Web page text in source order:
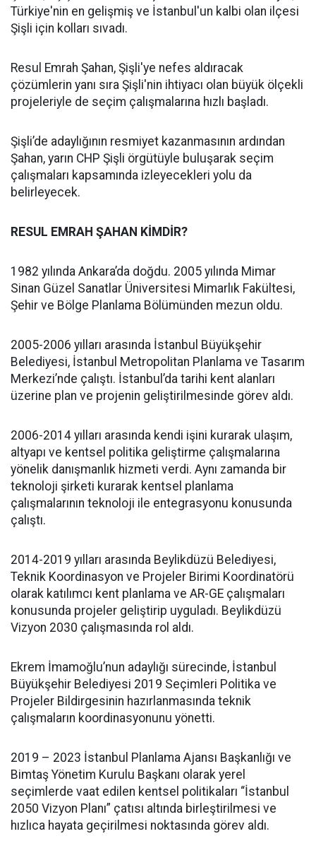
Türkiye'nin en gelişmiş ve İstanbul'un kalbi olan ilçesi
Şişli için kolları sıvadı.
Resul Emrah Şahan, Şişli'ye nefes aldıracak
çözümlerin yanı sıra Şişli'nin ihtiyacı olan büyük ölçekli
projeleriyle de seçim çalışmalarına hızlı başladı.
Şişli’de adaylığının resmiyet kazanmasının ardından
Şahan, yarın CHP Şişli örgütüyle buluşarak seçim
çalışmaları kapsamında izleyecekleri yolu da
belirleyecek.
RESUL EMRAH ŞAHAN KİMDİR?
1982 yılında Ankara’da doğdu. 2005 yılında Mimar
Sinan Güzel Sanatlar Üniversitesi Mimarlık Fakültesi,
Şehir ve Bölge Planlama Bölümünden mezun oldu.
2005-2006 yılları arasında İstanbul Büyükşehir
Belediyesi, İstanbul Metropolitan Planlama ve Tasarım
Merkezi’nde çalıştı. İstanbul’da tarihi kent alanları
üzerine plan ve projenin geliştirilmesinde görev aldı.
2006-2014 yılları arasında kendi işini kurarak ulaşım,
altyapı ve kentsel politika geliştirme çalışmalarına
yönelik danışmanlık hizmeti verdi. Aynı zamanda bir
teknoloji şirketi kurarak kentsel planlama
çalışmalarının teknoloji ile entegrasyonu konusunda
çalıştı.
2014-2019 yılları arasında Beylikdüzü Belediyesi,
Teknik Koordinasyon ve Projeler Birimi Koordinatörü
olarak katılımcı kent planlama ve AR-GE çalışmaları
konusunda projeler geliştirip uyguladı. Beylikdüzü
Vizyon 2030 çalışmasında rol aldı.
Ekrem İmamoğlu’nun adaylığı sürecinde, İstanbul
Büyükşehir Belediyesi 2019 Seçimleri Politika ve
Projeler Bildirgesinin hazırlanmasında teknik
çalışmaların koordinasyonunu yönetti.
2019 – 2023 İstanbul Planlama Ajansı Başkanlığı ve
Bimtaş Yönetim Kurulu Başkanı olarak yerel
seçimlerde vaat edilen kentsel politikaları “İstanbul
2050 Vizyon Planı” çatısı altında birleştirilmesi ve
hızlıca hayata geçirilmesi noktasında görev aldı.